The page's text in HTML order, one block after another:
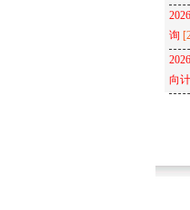
询
向